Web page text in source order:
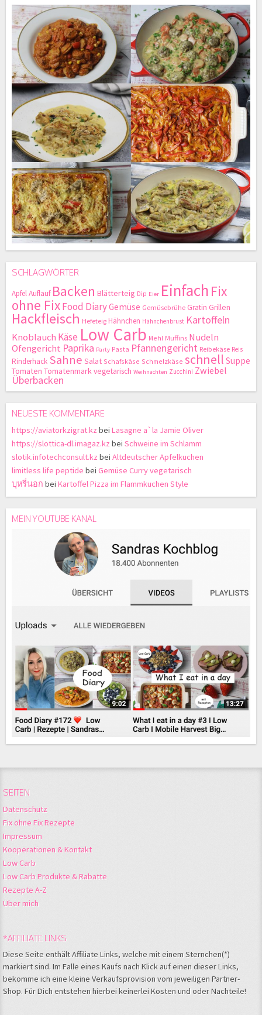
SCHLAGWÖRTER
ApfelAuflauf Backen Blätterteig Dip Eier Einfach Fix
ohne FixFood DiaryGemüse Gemüsebrühe Gratin Grillen
Hackfleisch Hefeteig Hähnchen Hähnchenbrust Kartoffeln
Knoblauch Käse Low Carb Mehl Muffins Nudeln
Ofengericht Paprika Party Pasta Pfannengericht Reibekäse Reis
Rinderhack Sahne Salat Schafskäse Schmelzkäse schnell Suppe
Tomaten Tomatenmarkvegetarisch Weihnachten Zucchini Zwiebel
Überbacken
NEUESTE KOMMENTARE
https://aviatorkzigrat.kz bei Lasagne a`la Jamie Oliver
https://slottica-dl.imagaz.kz bei Schweine im Schlamm
slotik.infotechconsult.kz bei Altdeutscher Apfelkuchen
limitless life peptide bei Gemüse Curry vegetarisch
บุหรี่นอก bei Kartoffel Pizza im Flammkuchen Style
MEIN YOUTUBE KANAL
SEITEN
Datenschutz
Fix ohne Fix Rezepte
Impressum
Kooperationen & Kontakt
Low Carb
Low Carb Produkte & Rabatte
Rezepte A-Z
Über mich
*AFFILIATE LINKS
Diese Seite enthält Affiliate Links, welche mit einem Sternchen(*)
markiert sind. Im Falle eines Kaufs nach Klick auf einen dieser Links,
bekomme ich eine kleine Verkaufsprovision vom jeweiligen Partner-
Shop. Für Dich entstehen hierbei keinerlei Kosten und oder Nachteile!